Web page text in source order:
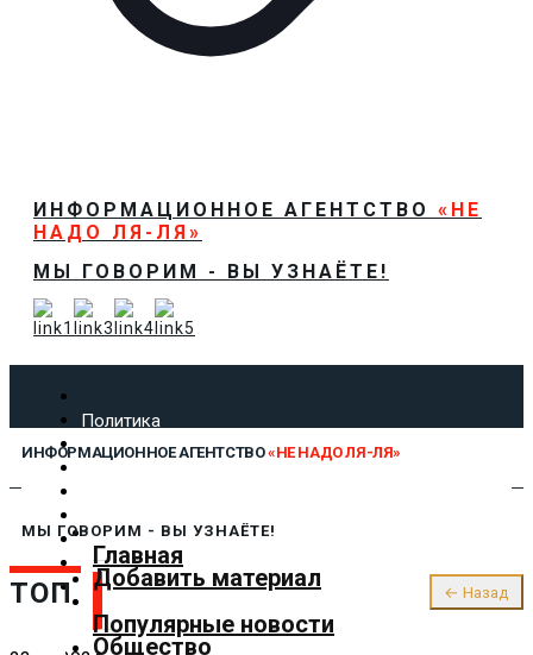
ИНФОРМАЦИОННОЕ АГЕНТСТВО «НЕ
НАДО ЛЯ-ЛЯ»
МЫ ГОВОРИМ - ВЫ УЗНАЁТЕ!
Политика
Экономика
Культура
Предложить новость
О нас
ИНФОРМАЦИОННОЕ АГЕНТСТВО«НЕ НАДО ЛЯ-ЛЯ»
Главная
Добавить материал
Популярные новости
Общество
МЫ ГОВОРИМ - ВЫ УЗНАЁТЕ!
ТОП ← Назад